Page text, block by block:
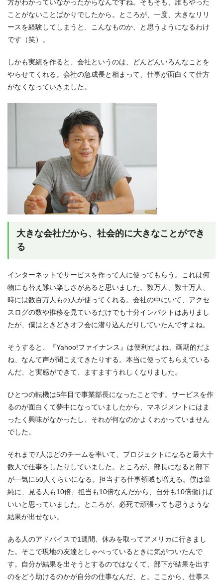
方がわかっていなかったからなんですね。そもそも、誰もやった
ことがないことばかりでしたから。ところが、一度、大きなリリ
ースを経験してしまうと、こんなものか、と思うようになるわけ
です（笑）。
しかも実績を作ると、会社というのは、どんどんいろんなことを
やらせてくれる。会社の急成長と相まって、仕事が面白くて仕方
がなくなっていきました。
大きな会社だから、社会的に大きなことができ
る
インターネットでサービスを作って人に使ってもらう。これは何
物にも替え難い楽しさがあると思いました。数万人、数十万人、
時には数百万人もの人が使ってくれる。会社の中にいて、アクセ
スログの数や推移を見ているだけでも十分インパクトはありまし
たが、僕はときどきオフ会に潜り込んだりしていたんですよね。
そうすると、『Yahoo!ファイナンス』は便利だよね、画期的だよ
ね、なんて声が聞こえてきたりする。本当に使ってもらえている
んだ、と実感ができて、ますますうれしくなりました。
ひとつの転機は5年目で事業部長になったことです。サービスを作
るのが面白くて夢中になっていましたから、マネジメントにはま
ったく興味がなかったし、それが何なのかよくわかっていません
でした。
それまで7人ほどのチームを率いて、プロジェクトになると最大十
数人で仕事をしたりしていました。ところが、部長になると部下
が一気に50人くらいになる。担当する仕事領域も増える。僕は単
純に、見る人も10倍、担当も10倍なんだから、自分も10倍働けば
いいと思っていました。ところが、必死で頑張っても思うような
結果が出せない。
ある人のアドバイスで1週間、休みを取ってアメリカに行きまし
た。そこで現地の友達としゃべっているときに気がついたんで
す。自分が結果を出そうとするのではなくて、部下が結果を出す
のをどう助けるのかが自分の仕事なんだ、と。ここから、仕事ス